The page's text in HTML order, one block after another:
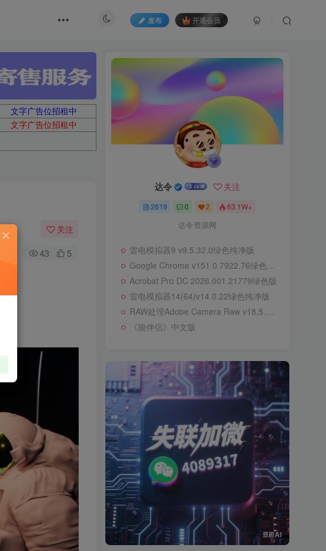
发布 开通会员
文字广告位招租中
文字广告位招租中
关注
43 5
达令 关注
2619 0 2 63.1W+
达令资源网
雷电模拟器9 v9.5.32.0绿色纯净版
Google Chrome v151.0.7922.76绿色便携版
Acrobat Pro DC 2026.001.21779绿色版
雷电模拟器14(64)v14.0.22绿色纯净版
RAW处理Adobe Camera Raw v18.5.0中文版
《狼伴侣》中文版